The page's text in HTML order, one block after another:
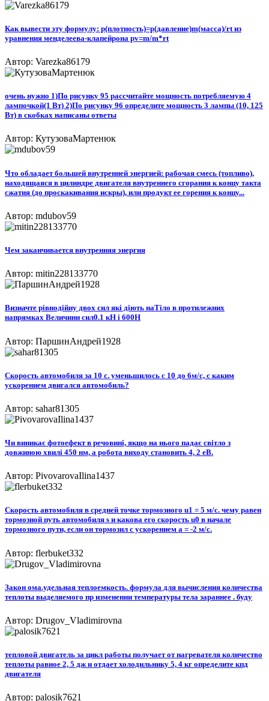
Как вывести эту формулу: р(плотность)=p(давление)m(масса)/rt из
уравнения менделеева-клапейрона pv=m/m*rt
Автор: Varezka86179
очень нужно 1)По рисунку 95 рассчитайте мощность потребляемую 4
лампочкой(1 Вт) 2)По рисунку 96 определите мощность 3 лампы (10, 125
Вт) в скобках написаны ответы
Автор: КутузоваМартенюк
Что обладает большей внутренней энергией: рабочая смесь (топливо),
находящаяся в цилиндре двигателя внутреннего сгорания к концу такта
сжатия (до проскакивания искры), или продукт ее горения к концу...
Автор: mdubov59
Чем заканчивается внутренняя энергия
Автор: mitin228133770
Визначте рівнодійну двох сил які діють наТіло в протилежних
напрямках Величини сил0.1 кН і 600H​
Автор: ПаршинАндрей1928
Скорость автомобиля за 10 с. уменьшилось с 10 до 6м/с, с каким
ускорением двигался автомобиль?
Автор: sahar81305
Чи виникає фотоефект в речовині, якщо на нього падає світло з
довжиною хвилі 450 нм, а робота виходу становить 4, 2 еВ.
Автор: PivovarovaIlina1437
Скорость автомобиля в средней точке тормозного u1 = 5 м/c. чему равен
тормозной путь автомобиля s и какова его скорость u0 в начале
тормозного пути, если он тормозил с ускорением a = -2 м/с.
Автор: flerbuket332
Закон ома.удельная теплоемкость. формула для вычисления количества
теплоты выделяемого пр изменении температуры тела зараннее . буду
Автор: Drugov_Vladimirovna
тепловой двигатель за цикл работы получает от нагревателя количество
теплоты равное 2, 5 дж и отдает холодильнику 5, 4 кг определите кпд
двигателя​
Автор: palosik7621